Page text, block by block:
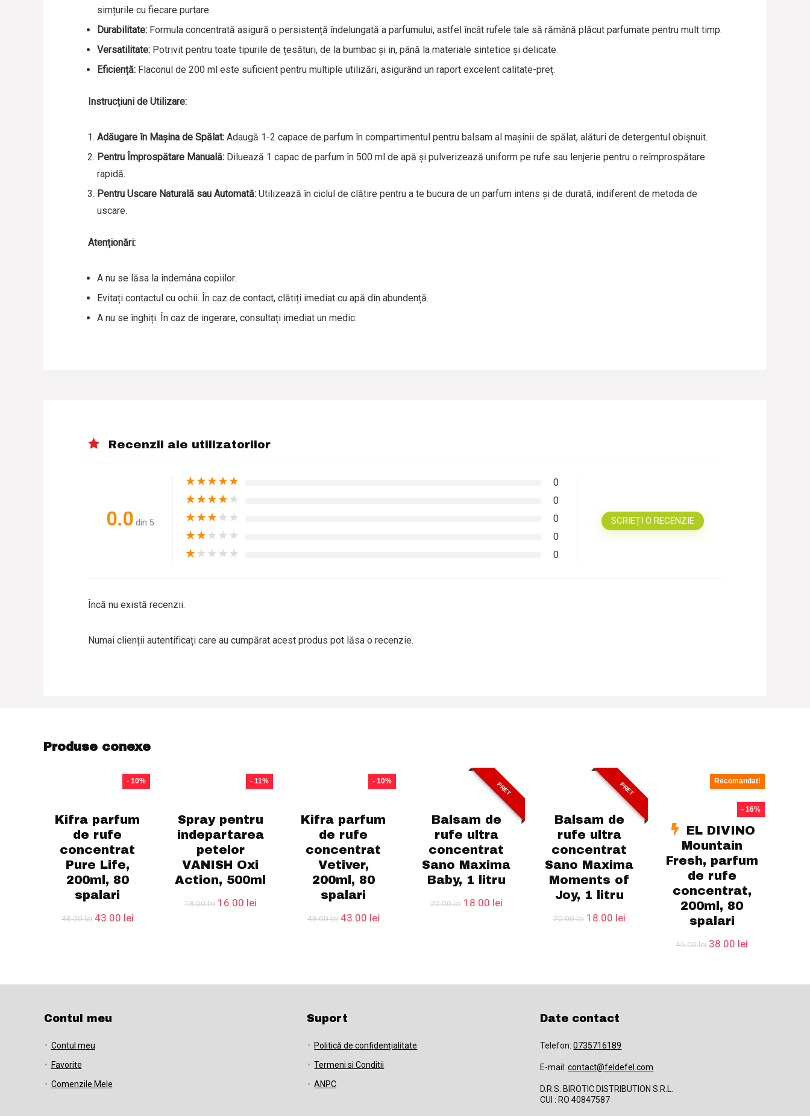
simțurile cu fiecare purtare.
Durabilitate:Formula concentrată asigură o persistență îndelungată a parfumului, astfel încât rufele tale să rămână plăcut parfumate pentru mult timp.
Versatilitate:Potrivit pentru toate tipurile de țesături, de la bumbac și in, până la materiale sintetice și delicate.
Eficiență:Flaconul de 200 ml este suficient pentru multiple utilizări, asigurând un raport excelent calitate-preț.
Instrucțiuni de Utilizare:
Adăugare în Mașina de Spălat:Adaugă 1-2 capace de parfum în compartimentul pentru balsam al mașinii de spălat, alături de detergentul obișnuit.
Pentru Împrospătare Manuală:Diluează 1 capac de parfum în 500 ml de apă și pulverizează uniform pe rufe sau lenjerie pentru o reîmprospătare
rapidă.
Pentru Uscare Naturală sau Automată:Utilizează în ciclul de clătire pentru a te bucura de un parfum intens și de durată, indiferent de metoda de
uscare.
Atenționări:
A nu se lăsa la îndemâna copiilor.
Evitați contactul cu ochii. În caz de contact, clătiți imediat cu apă din abundență.
A nu se înghiți. În caz de ingerare, consultați imediat un medic.
Recenzii ale utilizatorilor
0.0 din 5
★★★★★ 0
★★★★★ 0
★★★★★ 0
★★★★★ 0
★★★★★ 0
SCRIEȚI O RECENZIE
Încă nu există recenzii.
Numai clienții autentificați care au cumpărat acest produs pot lăsa o recenzie.
Produse conexe
- 10%
Kifra parfum
de rufe
concentrat
Pure Life,
200ml, 80
spalari
48.00lei Prețul
43.00 leiPrețul
- 11%
Spray pentru
indepartarea
petelor
VANISH Oxi
Action, 500ml
18.00lei Prețul
16.00 leiPrețul
- 10%
Kifra parfum
de rufe
concentrat
Vetiver,
200ml, 80
spalari
48.00lei Prețul
43.00 leiPrețul
PRET
Balsam de
rufe ultra
concentrat
Sano Maxima
Baby, 1 litru
20.00lei Prețul
18.00 leiPrețul
PRET
Balsam de
rufe ultra
concentrat
Sano Maxima
Moments of
Joy, 1 litru
20.00lei Prețul
18.00 leiPrețul
Recomandat!
- 16%
EL DIVINO
Mountain
Fresh, parfum
de rufe
concentrat,
200ml, 80
spalari
45.00lei Prețul
38.00 lei
Contul meu
Contul meu
Favorite
Comenzile Mele
Suport
Politică de confidențialitate
Termeni si Conditii
ANPC
Date contact
Telefon:0735716189
E-mail:contact@feldefel.com
D.R.S. BIROTIC DISTRIBUTION S.R.L.
CUI : RO 40847587